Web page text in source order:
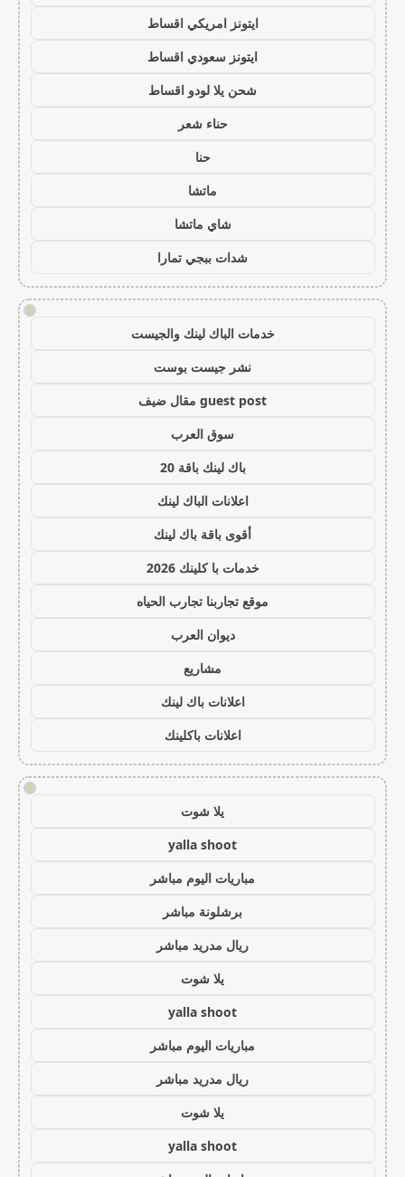
ايتونز امريكي اقساط
ايتونز سعودي اقساط
شحن يلا لودو اقساط
حناء شعر
حنا
ماتشا
شاي ماتشا
شدات ببجي تمارا
!
خدمات الباك لينك والجيست
نشر جيست بوست
guest post مقال ضيف
سوق العرب
باك لينك باقة 20
اعلانات الباك لينك
أقوى باقة باك لينك
خدمات با كلينك 2026
موقع تجاربنا تجارب الحياه
ديوان العرب
مشاريع
اعلانات باك لينك
اعلانات باكلينك
!
يلا شوت
yalla shoot
مباريات اليوم مباشر
برشلونة مباشر
ريال مدريد مباشر
يلا شوت
yalla shoot
مباريات اليوم مباشر
ريال مدريد مباشر
يلا شوت
yalla shoot